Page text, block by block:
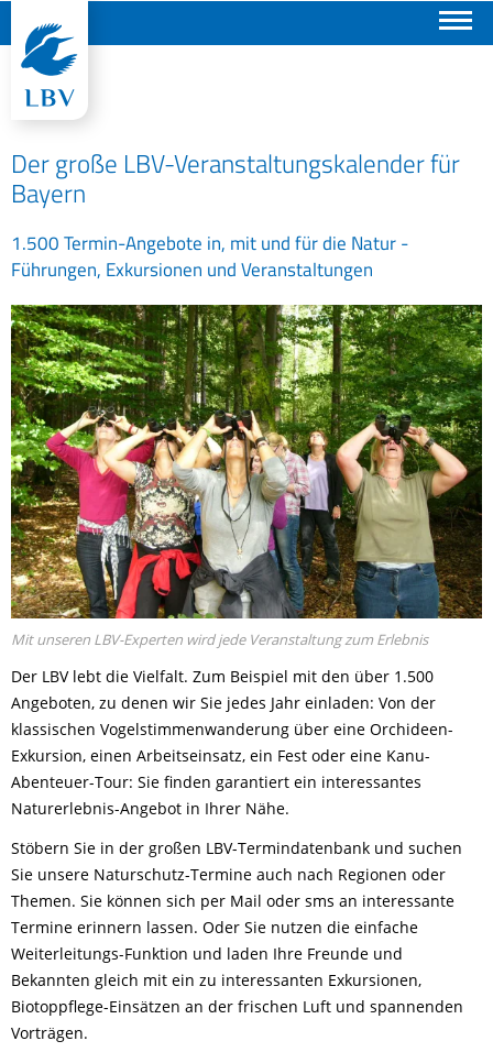
Der große LBV-Veranstaltungskalender für
Bayern
1.500 Termin-Angebote in, mit und für die Natur -
Führungen, Exkursionen und Veranstaltungen
Mit unseren LBV-Experten wird jede Veranstaltung zum Erlebnis
Der LBV lebt die Vielfalt. Zum Beispiel mit den über 1.500
Angeboten, zu denen wir Sie jedes Jahr einladen: Von der
klassischen Vogelstimmenwanderung über eine Orchideen-
Exkursion, einen Arbeitseinsatz, ein Fest oder eine Kanu-
Abenteuer-Tour: Sie finden garantiert ein interessantes
Naturerlebnis-Angebot in Ihrer Nähe.
Stöbern Sie in der großen LBV-Termindatenbank und suchen
Sie unsere Naturschutz-Termine auch nach Regionen oder
Themen. Sie können sich per Mail oder sms an interessante
Termine erinnern lassen. Oder Sie nutzen die einfache
Weiterleitungs-Funktion und laden Ihre Freunde und
Bekannten gleich mit ein zu interessanten Exkursionen,
Biotoppflege-Einsätzen an der frischen Luft und spannenden
Vorträgen.